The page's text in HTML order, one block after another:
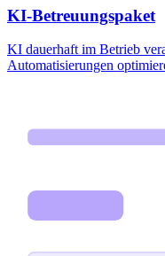
KI-Betreuungspaket
KI dauerhaft im Betrieb
Automatisierungen